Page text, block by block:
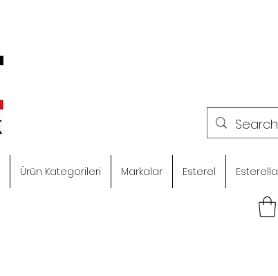
Ürün Kategorileri Markalar Esterel Esterella